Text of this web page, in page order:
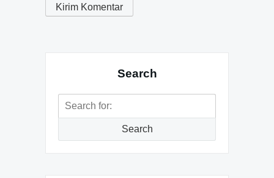
Search
Search
Search